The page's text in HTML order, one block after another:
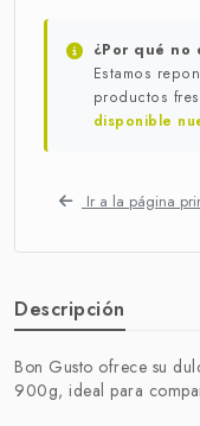
¿Por qué no
Estamos
productos
disponible
Ir a la página
Descripción
Bon Gusto ofrece su
900g, ideal para